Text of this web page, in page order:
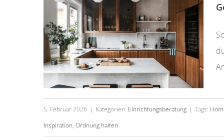
5. Februar 2026 | Kategorien: Einrichtungsberatung | Tags:
Inspiration, Ordnung halten
„So wird dein Essplatz „the place to
be“